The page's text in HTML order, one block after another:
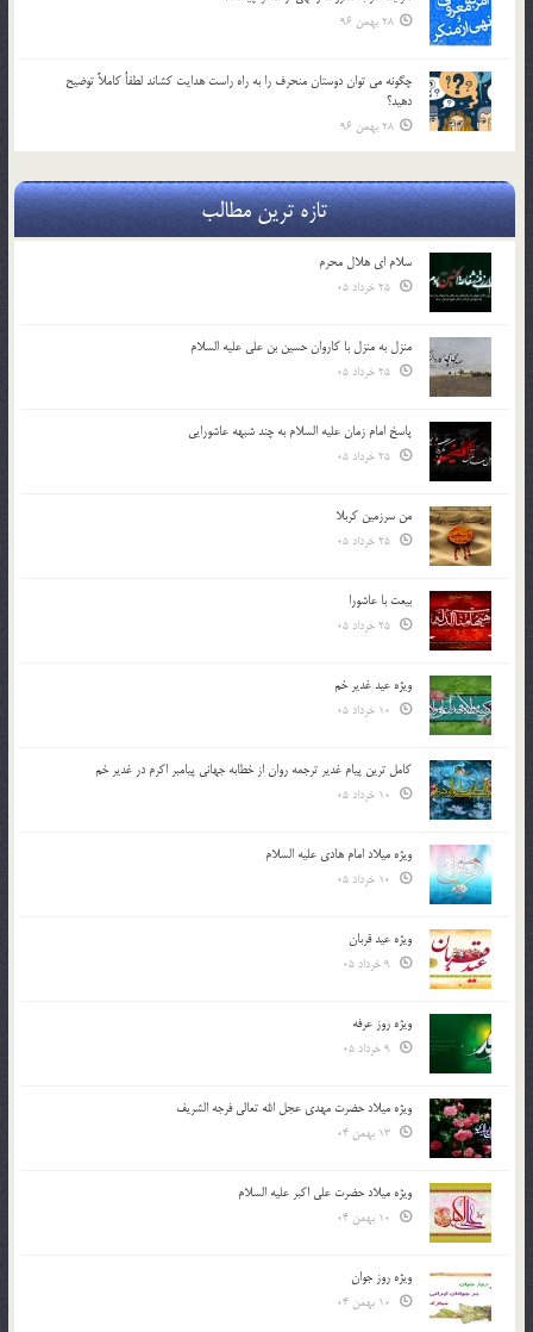
28 بهمن 96
چگونه مي توان دوستان منحرف را به راه راست هدايت كشاند لطفاٌ كاملاً توضيح
دهيد؟
28 بهمن 96
تازه ترین مطالب
سلام ای هلال محرم
منزل به منزل با کاروان حسین بن علی علیه السلام
پاسخ امام زمان علیه السلام به چند شبهه عاشورایی
من سرزمین کربلا
بیعت با عاشورا
ویژه عید غدیر خم
کامل ترین پیام غدیر ترجمه روان از خطابه جهانی پیامبر اکرم در غدیر خم
ویژه میلاد امام هادی علیه السلام
ویژه عید قربان
ویژه روز عرفه
ویژه میلاد حضرت مهدی عجل الله تعالی فرجه الشريف
ویژه میلاد حضرت علی اکبر علیه السلام
ویژه روز جوان